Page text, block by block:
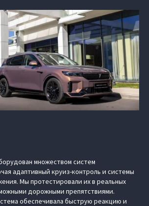
множеством систем
адаптивный круиз-контроль и системы
Мы протестировали их в реальных
дорожными препятствиями.
обеспечивала быструю реакцию и